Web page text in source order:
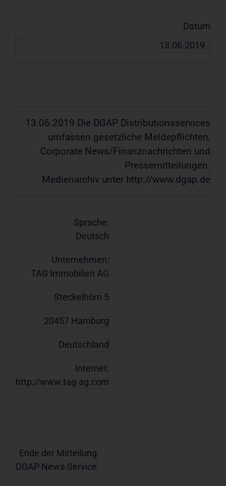
Datum
13.06.2019
13.06.2019 Die DGAP Distributionsservices
umfassen gesetzliche Meldepflichten,
Corporate News/Finanznachrichten und
Pressemitteilungen.
Medienarchiv unter http://www.dgap.de
Sprache:
Deutsch
Unternehmen:
TAG Immobilien AG
Steckelhörn 5
20457 Hamburg
Deutschland
Internet:
http://www.tag-ag.com
Ende der Mitteilung
DGAP News-Service